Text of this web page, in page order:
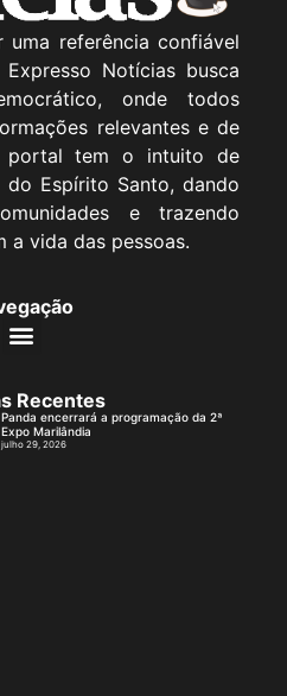
uma referência confiável
Notícias busca
onde todos
relevantes e de
portal tem o intuito de
Espírito Santo, dando
e trazendo
a vida das pessoas.
Recentes
Panda encerrará a programação da 2ª
Expo Marilândia
julho 29, 2026